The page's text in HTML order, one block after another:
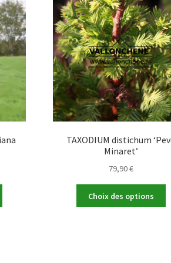
€
TAXODIUM distichum
Minaret’
79,90€
Choix des options